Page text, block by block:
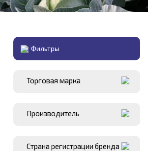
Фильтры
Торговая марка
Производитель
Страна регистрации бренда